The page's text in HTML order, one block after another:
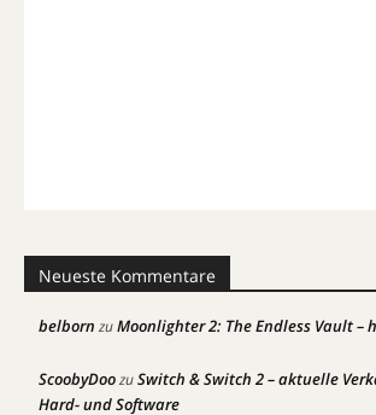
Neueste Kommentare
belborn zuMoonlighter 2: The Endless Vault –
ScoobyDoozuSwitch & Switch 2 – aktuelle
Hard- und Software